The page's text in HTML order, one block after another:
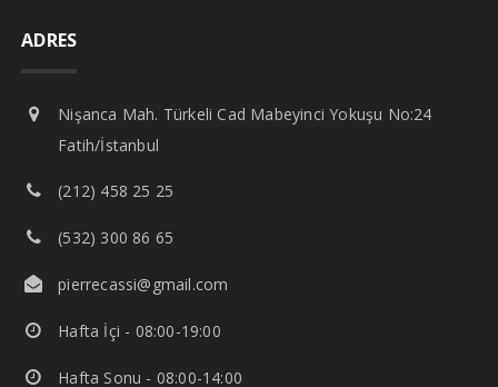
ADRES
Nişanca Mah. Türkeli Cad Mabeyinci Yokuşu No:24
Fatih/İstanbul
(212) 458 25 25
(532) 300 86 65
pierrecassi@gmail.com
Hafta İçi - 08:00-19:00
Hafta Sonu - 08:00-14:00